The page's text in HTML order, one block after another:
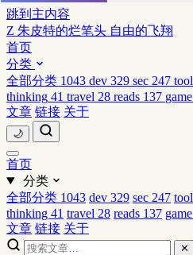
跳到主内容
Z 朱皮特的烂笔头 自由的飞翔
首页
分类
全部分类 1043 dev 329 sec 247 tool
thinking 41 travel 28 reads 137 game
文章 链接 关于
🌙
首页
分类
全部分类 1043 dev 329 sec 247 tool
thinking 41 travel 28 reads 137 game
文章 链接 关于
✕